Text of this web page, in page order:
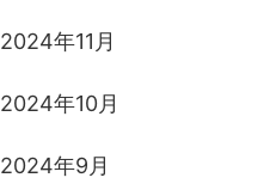
2024年11月
2024年10月
2024年9月